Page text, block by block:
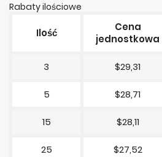
Rabaty ilościowe
Ilość
Cena
jednostkowa
3 $29,31
5 $28,71
15 $28,11
25 $27,52